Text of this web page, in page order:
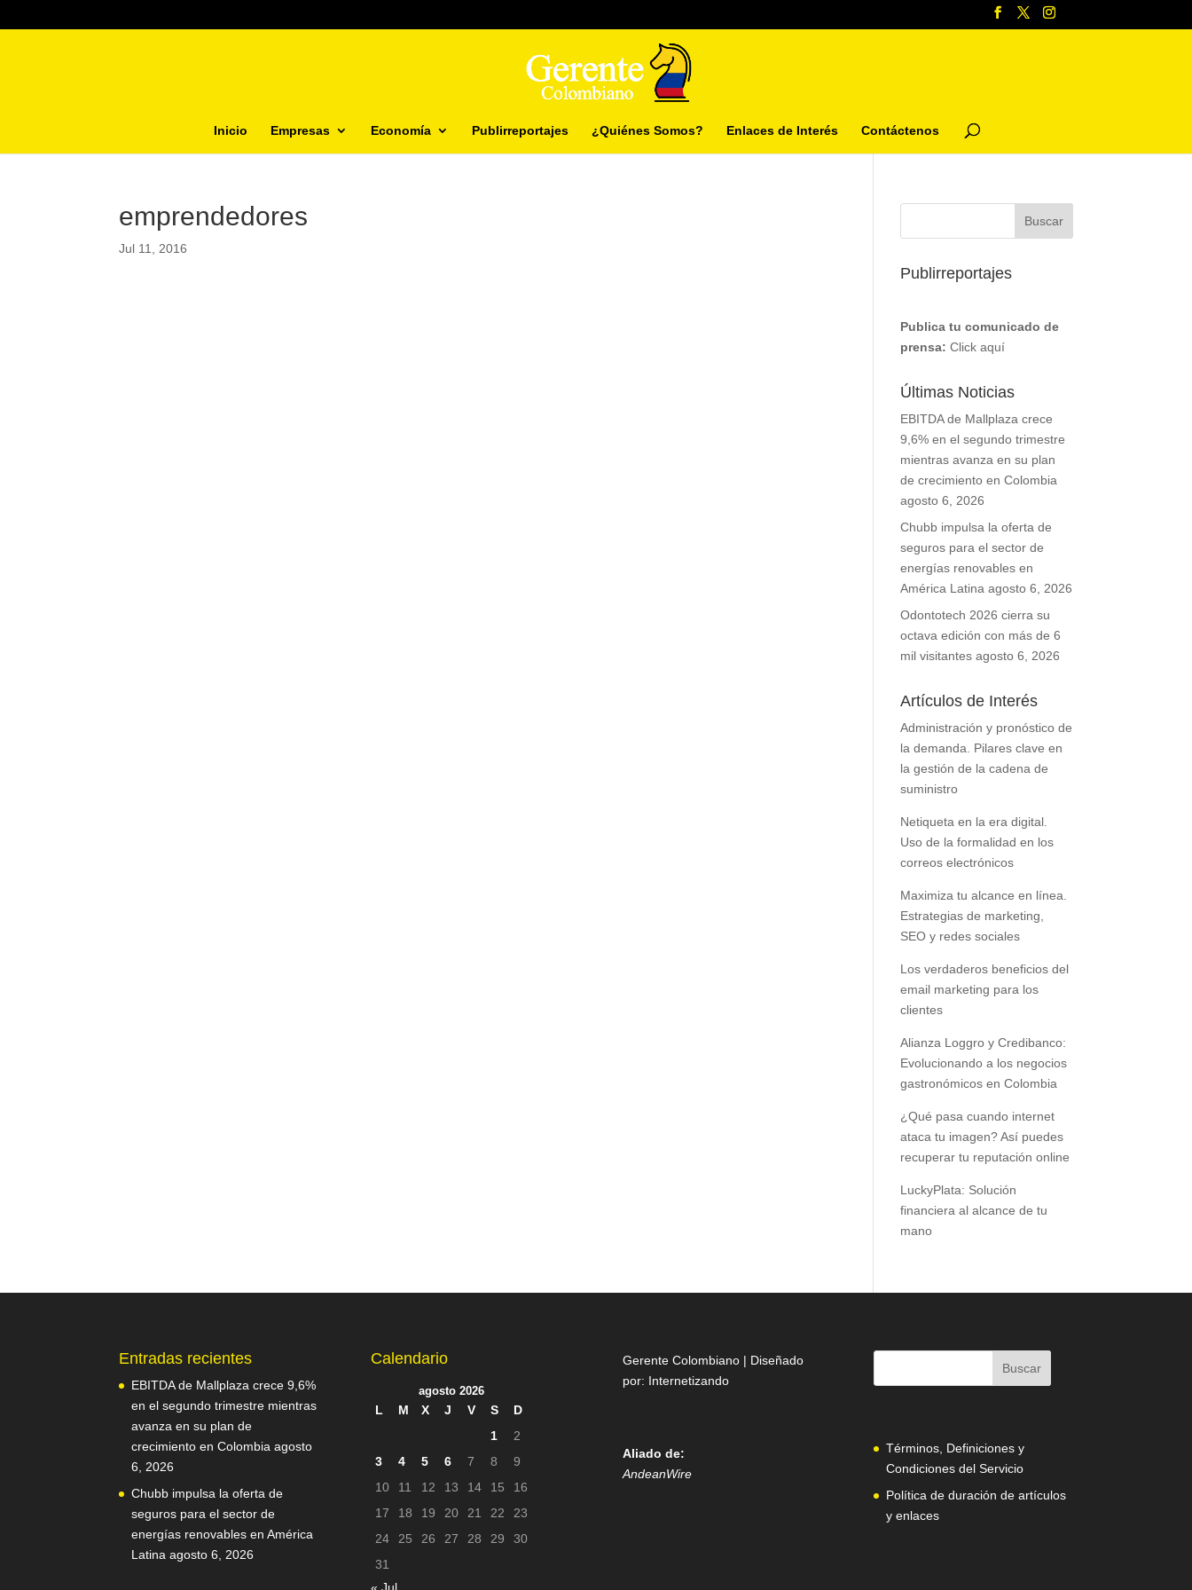
Inicio Empresas Economía Publirreportajes ¿Quiénes Somos? Enlaces de Interés Contáctenos
emprendedores
Jul 11, 2016
Publirreportajes
Publica tu comunicado de
prensa: Click aquí
Últimas Noticias
EBITDA de Mallplaza crece
9,6% en el segundo trimestre
mientras avanza en su plan
de crecimiento en Colombia
agosto 6, 2026
Chubb impulsa la oferta de
seguros para el sector de
energías renovables en
América Latina agosto 6, 2026
Odontotech 2026 cierra su
octava edición con más de 6
mil visitantes agosto 6, 2026
Artículos de Interés
Administración y pronóstico de
la demanda. Pilares clave en
la gestión de la cadena de
suministro
Netiqueta en la era digital.
Uso de la formalidad en los
correos electrónicos
Maximiza tu alcance en línea.
Estrategias de marketing,
SEO y redes sociales
Los verdaderos beneficios del
email marketing para los
clientes
Alianza Loggro y Credibanco:
Evolucionando a los negocios
gastronómicos en Colombia
¿Qué pasa cuando internet
ataca tu imagen? Así puedes
recuperar tu reputación online
LuckyPlata: Solución
financiera al alcance de tu
mano
Entradas recientes
EBITDA de Mallplaza crece 9,6%
en el segundo trimestre mientras
avanza en su plan de
crecimiento en Colombia agosto
6, 2026
Chubb impulsa la oferta de
seguros para el sector de
energías renovables en América
Latina agosto 6, 2026
Calendario
agosto 2026
L M X J V S
D
1
2
3
4 5 6 7 8
9
10
11 12 13 14 15
16
17
18 19 20 21 22
23
24
25 26 27 28 29
30
31
« Jul
Gerente Colombiano | Diseñado
por: Internetizando
Aliado de:
AndeanWire
Términos, Definiciones y
Condiciones del Servicio
Política de duración de artículos
y enlaces